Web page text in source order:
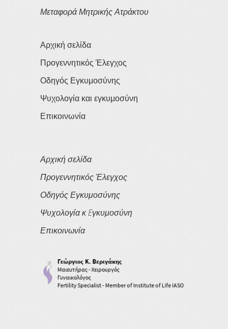
Μεταφορά Μητρικής Ατράκτου
Αρχική σελίδα
Προγεννητικός Έλεγχος
Οδηγός Εγκυμοσύνης
Ψυχολογία και εγκυμοσύνη
Επικοινωνία
Αρχική σελίδα
Προγεννητικός Έλεγχος
Οδηγός Εγκυμοσύνης
Ψυχολογία κ Eγκυμοσύνη
Επικοινωνία